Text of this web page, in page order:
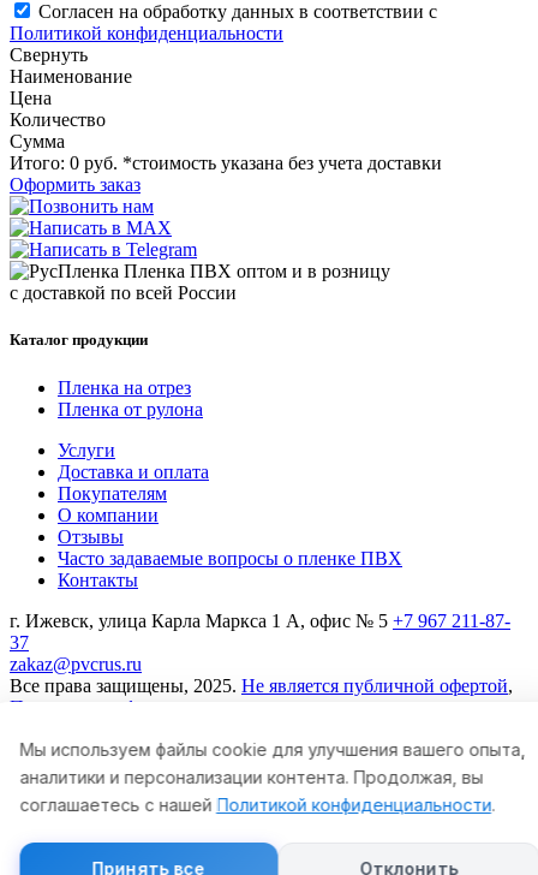
Согласен на обработку данных в соответствии с
Политикой конфиденциальности
Свернуть
Наименование
Цена
Количество
Сумма
Итого: 0 руб. *стоимость указана без учета доставки
Оформить заказ
Пленка ПВХ оптом и в розницу
с доставкой по всей России
Каталог продукции
Пленка на отрез
Пленка от рулона
Услуги
Доставка и оплата
Покупателям
О компании
Отзывы
Часто задаваемые вопросы о пленке ПВХ
Контакты
г. Ижевск, улица Карла Маркса 1 А, офис № 5 +7 967 211-87-
37
zakaz@pvcrus.ru
Все права защищены, 2025. Не является публичной офертой,
Политика конфиденциальности
Мы используем файлы cookie для улучшения вашего опыта,
аналитики и персонализации контента. Продолжая, вы
соглашаетесь с нашей Политикой конфиденциальности.
Принять все Отклонить